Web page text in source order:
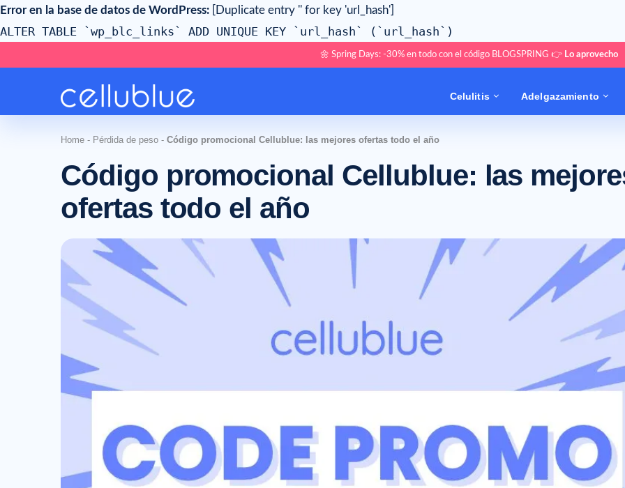
Error en la base de datos de WordPress: [Duplicate entry '' for key 'url_hash']
ALTER TABLE `wp_blc_links` ADD UNIQUE KEY `url_hash` (`url_hash`)
🌼 Spring Days: -30% en todo con el código BLOGSPRING 👉 Lo aprovecho
Celulitis Adelgazamiento
Home - Pérdida de peso - Código promocional Cellublue: las mejores ofertas todo el año
Código promocional Cellublue: las
ofertas todo el año